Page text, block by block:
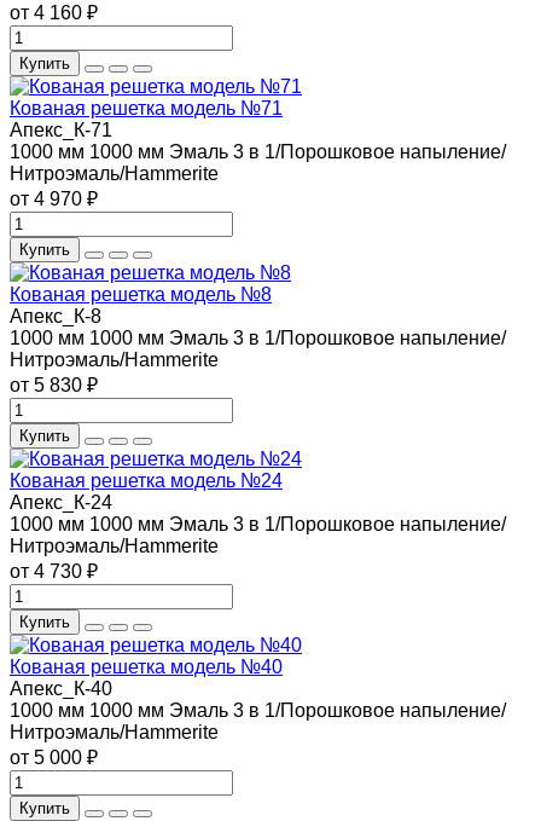
от 4 160 ₽
Купить
Кованая решетка модель №71
Апекс_К-71
1000 мм 1000 мм Эмаль 3 в 1/Порошковое напыление/
Нитроэмаль/Hammerite
от 4 970 ₽
Купить
Кованая решетка модель №8
Апекс_К-8
1000 мм 1000 мм Эмаль 3 в 1/Порошковое напыление/
Нитроэмаль/Hammerite
от 5 830 ₽
Купить
Кованая решетка модель №24
Апекс_К-24
1000 мм 1000 мм Эмаль 3 в 1/Порошковое напыление/
Нитроэмаль/Hammerite
от 4 730 ₽
Купить
Кованая решетка модель №40
Апекс_К-40
1000 мм 1000 мм Эмаль 3 в 1/Порошковое напыление/
Нитроэмаль/Hammerite
от 5 000 ₽
Купить